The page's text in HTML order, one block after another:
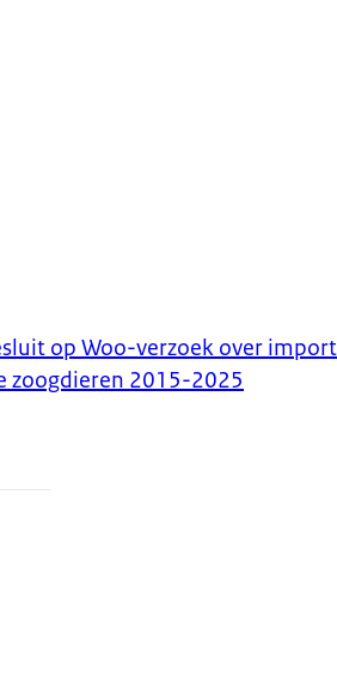
op Woo-verzoek over
zoogdieren 2015-2025